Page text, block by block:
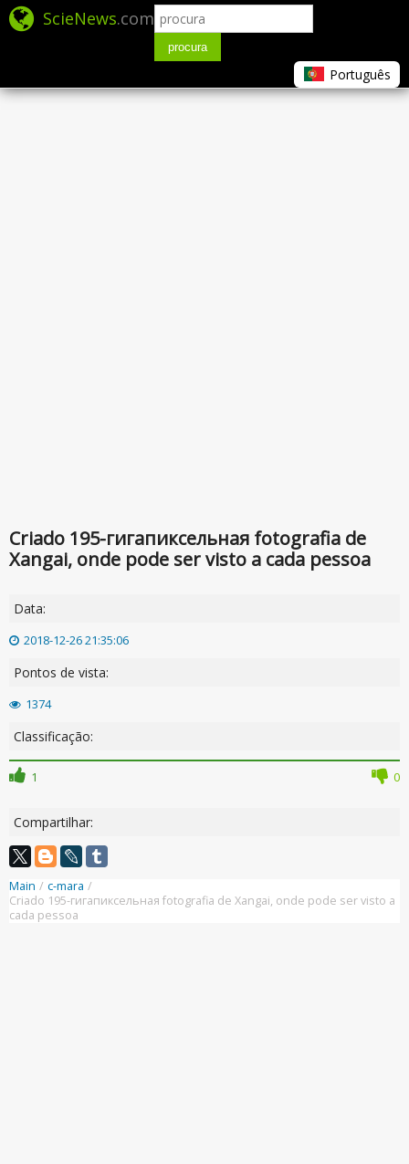
ScieNews.com
procura
Português
Criado 195-гигапиксельная fotografia de
Xangai, onde pode ser visto a cada pessoa
Data:
2018-12-26 21:35:06
Pontos de vista:
1374
Classificação:
1 0
Compartilhar:
Main / c-mara /
Criado 195-гигапиксельная fotografia de Xangai, onde pode ser visto a
cada pessoa